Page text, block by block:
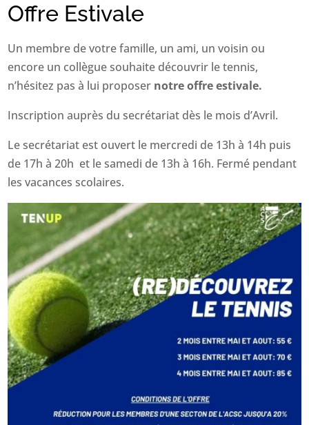
Offre Estivale
Un membre de votre famille, un ami, un voisin ou
encore un collègue souhaite découvrir le tennis,
n’hésitez pas à lui proposer notre offre estivale.
Inscription auprès du secrétariat dès le mois d’Avril.
Le secrétariat est ouvert le mercredi de 13h à 14h puis
de 17h à 20h et le samedi de 13h à 16h. Fermé pendant
les vacances scolaires.